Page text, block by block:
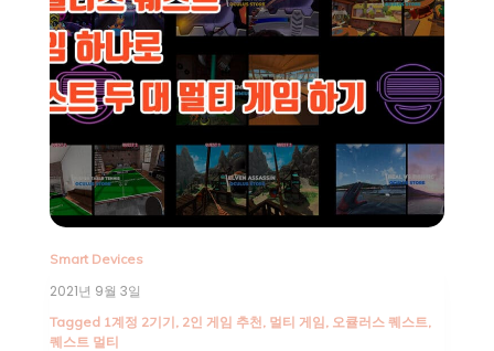
Smart Devices
2021년 9월 3일
Tagged 1계정 2기기, 2인 게임 추천, 멀티 게임, 오큘러스 퀘스트,
퀘스트 멀티